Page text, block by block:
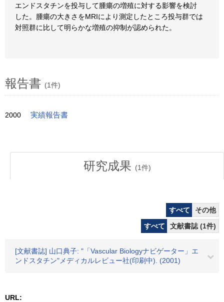
エンドスタチンを投与して腫瘍の増殖に対する影響を検討
した。腫瘍の大きさをMRIにより測定したところ投与群では
対照群に比して明らかな増殖の抑制が認められた。
報告書 (1件)
2000 実績報告書
研究成果 (1件)
すべて
その他
すべて
文献書誌 (1件)
[文献書誌] 山口典子: "「Vascular Biologyナビゲーター」エ
ンドスタチン"メディカルレビュー社(印刷中). (2001)
URL: